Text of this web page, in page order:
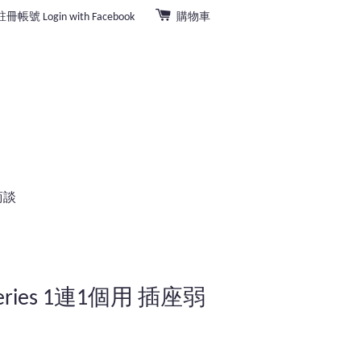
冊帳號 Login with Facebook 購物車
談
1連1個用 插座弱